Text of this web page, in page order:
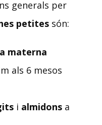
generals per
petites són:
materna
als 6 mesos
i almidons a